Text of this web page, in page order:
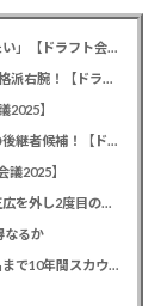
カープドラ6西川篤夢！「日本を代表する遊撃手になりたい」【ドラフト会議2025】
カープドラ5赤木晴哉！191cm最速153キロ！佛教大の本格派右腕！【ドラフト会議2025】
2025】
カープドラ3勝田成！近畿大163cmセカンド！菊池涼介の後継者候補！【ドラフト会議2025】
2025】
カープドラ1平川蓮！187cmのスイッチヒッター！立石正広を外し2度目の重複も新井監督がクジを引き当てる！【ドラフト会議2025】
なるか
緒方孝市カープドラ3指名で青学出禁！澤﨑俊和の逆指名まで10年間スカウト出禁